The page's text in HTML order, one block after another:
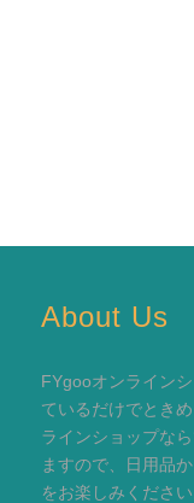
About Us
FYgooオンライン
ているだけでとき
ラインショップな
ますので、日用品
をお楽しみくださ